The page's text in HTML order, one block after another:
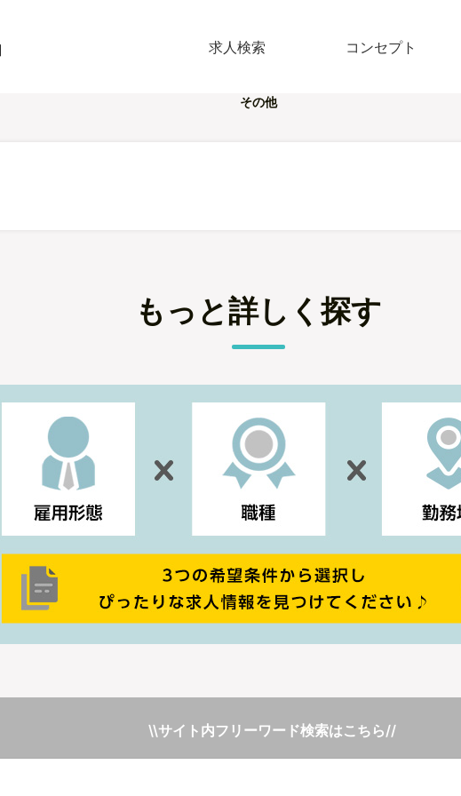
求人検索 コンセプト
その他
もっと詳しく探す
\\サイト内フリーワード検索はこちら//